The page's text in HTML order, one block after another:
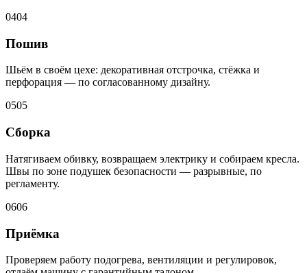
0404
Пошив
Шьём в своём цехе: декоративная отстрочка, стёжка и
перфорация — по согласованному дизайну.
0505
Сборка
Натягиваем обивку, возвращаем электрику и собираем кресла.
Швы по зоне подушек безопасности — разрывные, по
регламенту.
0606
Приёмка
Проверяем работу подогрева, вентиляции и регулировок,